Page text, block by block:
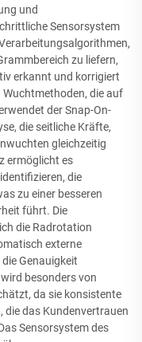
und
Sensorsystem
zu liefern,
erkannt und korrigiert
die auf
der Snap-On-
die seitliche Kräfte,
gleichzeitig
ermöglicht es
die
zu einer besseren
führt. Die
die Radrotation
externe
Genauigkeit
besonders von
da sie konsistente
die das Kundenvertrauen
Sensorsystem des